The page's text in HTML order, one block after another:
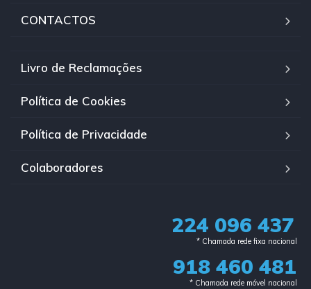
CONTACTOS
Livro de Reclamações
Política de Cookies
Política de Privacidade
Colaboradores
224 096 437
* Chamada rede fixa nacional​
918 460 481
* Chamada rede móvel nacional